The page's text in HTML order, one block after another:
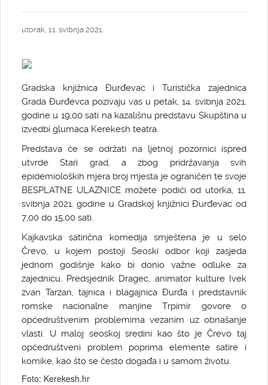
utorak, 11. svibnja 2021.
Gradska knjižnica Đurđevac i Turistička zajednica
Grada Đurđevca pozivaju vas u petak, 14. svibnja 2021.
godine u 19,00 sati na kazališnu predstavu Skupština u
izvedbi glumaca Kerekesh teatra.
Predstava će se održati na ljetnoj pozornici ispred
utvrde Stari grad, a zbog pridržavanja svih
epidemioloških mjera broj mjesta je ograničen te svoje
BESPLATNE ULAZNICE možete podići od utorka, 11.
svibnja 2021. godine u Gradskoj knjižnici Đurđevac od
7,00 do 15,00 sati.
Kajkavska satirična komedija smještena je u selo
Črevo, u kojem postoji Seoski odbor koji zasjeda
jednom godišnje kako bi donio važne odluke za
zajednicu. Predsjednik Dragec, animator kulture Ivek
zvan Tarzan, tajnica i blagajnica Đurđa i predstavnik
romske nacionalne manjine Trpimir govore o
općedruštvenim problemima vezanim uz obnašanje
vlasti. U maloj seoskoj sredini kao što je Črevo taj
općedruštveni problem poprima elemente satire i
komike, kao što se često događa i u samom životu.
Foto: Kerekesh.hr